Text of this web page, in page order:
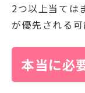
2つ以上当ては
が優先される可
本当に必